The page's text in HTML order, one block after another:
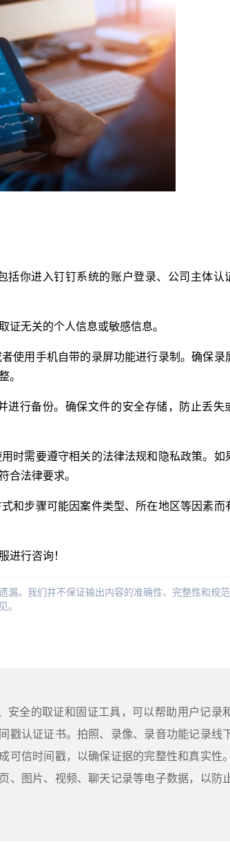
括你进入钉钉系统的账户登录、公司主体认
证无关的个人信息或敏感信息。
使用手机自带的录屏功能进行录制。确保录
。
进行备份。确保文件的安全存储，防止丢失
时需要遵守相关的法律法规和隐私政策。如
合法律要求。
和步骤可能因案件类型、所在地区等因素而
进行咨询！
漏。我们并不保证输出内容的准确性、完整性和规范
。
安全的取证和固证工具，可以帮助用户记录
戳认证证书。拍照、录像、录音功能记录线
信时间戳，以确保证据的完整性和真实性。
、图片、视频、聊天记录等电子数据，以防